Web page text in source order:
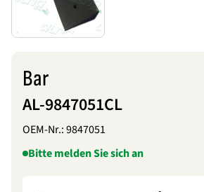
Bar
AL-9847051CL
OEM-Nr.:9847051
Bitte melden Sie sich an